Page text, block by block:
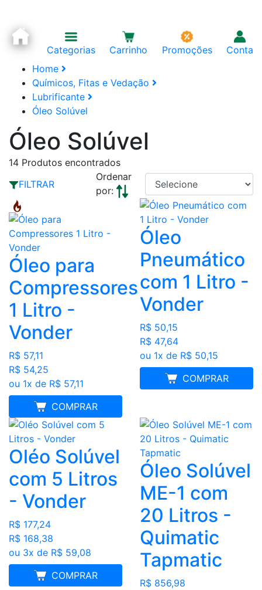
Categorias Carrinho Promoções
Conta
Home
Químicos, Fitas e Vedação
Lubrificante
Óleo Solúvel
Óleo Solúvel
14 Produtos encontrados
FILTRAR
Ordenar
por:
Óleo para
Compressores
1 Litro -
Vonder
R$ 57,11
R$ 54,25
ou 1x de R$ 57,11
COMPRAR
MELHOR PREÇO
Óleo
Pneumático
com 1 Litro -
Vonder
R$ 50,15
R$ 47,64
ou 1x de R$ 50,15
COMPRAR
MELHOR PREÇO
Oléo Solúvel
com 5 Litros
- Vonder
R$ 177,24
R$ 168,38
ou 3x de R$ 59,08
COMPRAR
MELHOR PREÇO
Óleo Solúvel
ME-1 com
20 Litros -
Quimatic
Tapmatic
R$ 856,98